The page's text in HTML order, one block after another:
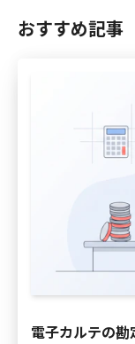
おすすめ記事
電子カルテの